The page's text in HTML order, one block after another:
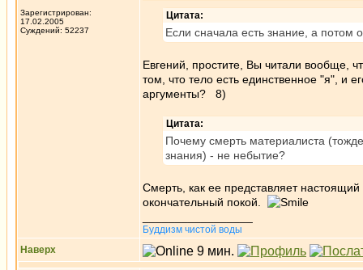
Зарегистрирован:
17.02.2005
Суждений: 52237
Цитата:
Если сначала есть знание, а потом
Евгений, простите, Вы читали вообще,
том, что тело есть единственное "я", и
аргументы? 8)
Цитата:
Почему смерть материалиста
знания) - не небытие?
Смерть, как ее представляет
окончательный покой.
Буддизм чистой воды
Наверх